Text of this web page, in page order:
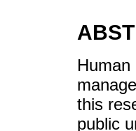
this
public